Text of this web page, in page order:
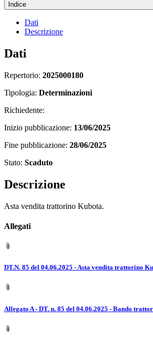
Indice
Dati
Descrizione
Dati
Repertorio: 2025000180
Tipologia: Determinazioni
Richiedente:
Inizio pubblicazione: 13/06/2025
Fine pubblicazione: 28/06/2025
Stato: Scaduto
Descrizione
Asta vendita trattorino Kubota.
Allegati
DT.N. 85 del 04.06.2025 - Asta vendita trattorino
Allegato A - DT. n. 85 del 04.06.2025 - Bando